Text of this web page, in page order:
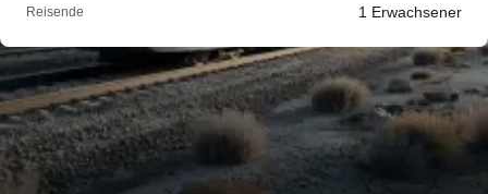
Reisende 1 Erwachsener